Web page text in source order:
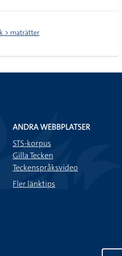
> maträtter
ANDRA WEBBPLATSER
STS-korpus
Gilla Tecken
Teckenspråksvideo
Fler länktips